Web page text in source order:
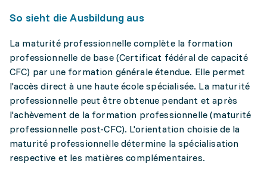
So sieht die Ausbildung aus
La maturité professionnelle complète la formation
professionnelle de base (Certificat fédéral de capacité
CFC) par une formation générale étendue. Elle permet
l'accès direct à une haute école spécialisée. La maturité
professionnelle peut être obtenue pendant et après
l'achèvement de la formation professionnelle (maturité
professionnelle post-CFC). L'orientation choisie de la
maturité professionnelle détermine la spécialisation
respective et les matières complémentaires.